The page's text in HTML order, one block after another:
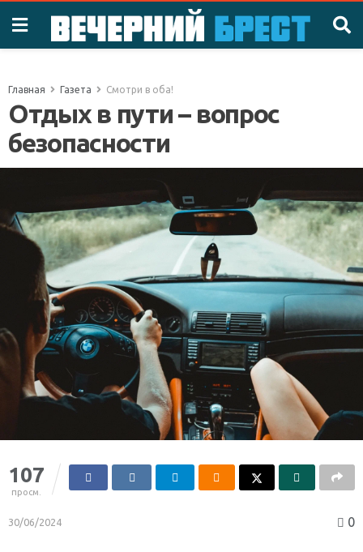
Главная Газета Смотри в оба!
Отдых в пути – вопрос
безопасности
107
просм.
30/06/2024 0